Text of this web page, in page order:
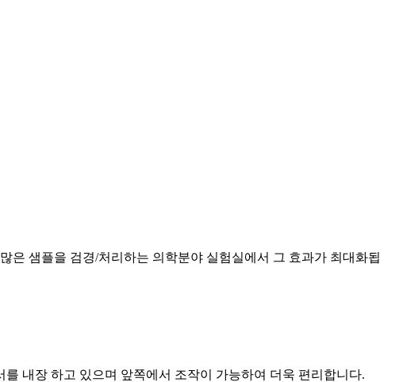
은 샘플을 검경/처리하는 의학분야 실험실에서 그 효과가 최대화됩
내장 하고 있으며 앞쪽에서 조작이 가능하여 더욱 편리합니다.